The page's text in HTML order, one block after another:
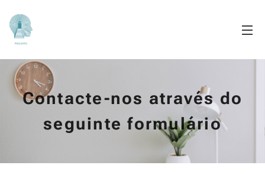
Contacte-nos através do
seguinte formulário